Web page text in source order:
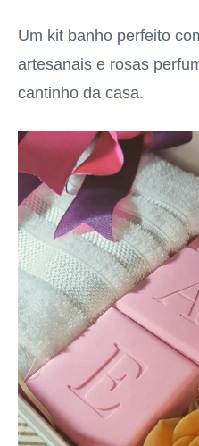
Um kit banho perfeito
artesanais e rosas
cantinho da casa.